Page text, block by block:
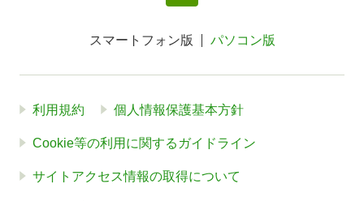
スマートフォン版 パソコン版
利用規約 個人情報保護基本方針
Cookie等の利用に関するガイドライン
サイトアクセス情報の取得について